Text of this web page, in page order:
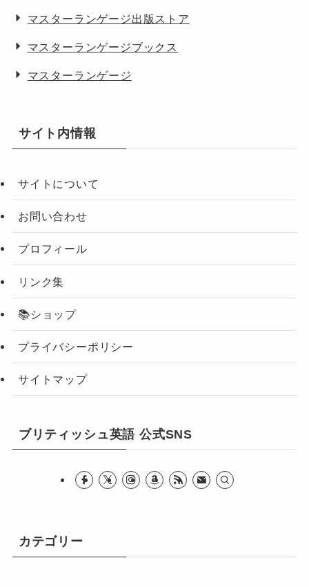
マスターランゲージ出版ストア
マスターランゲージブックス
マスターランゲージ
サイト内情報
サイトについて
お問い合わせ
プロフィール
リンク集
📚ショップ
プライバシーポリシー
サイトマップ
ブリティッシュ英語 公式SNS
カテゴリー